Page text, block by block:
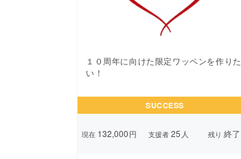
１０周年に向けた限定ワッペンを作りた
い！
SUCCESS
現在132,000円 支援者25 人 残り 終了